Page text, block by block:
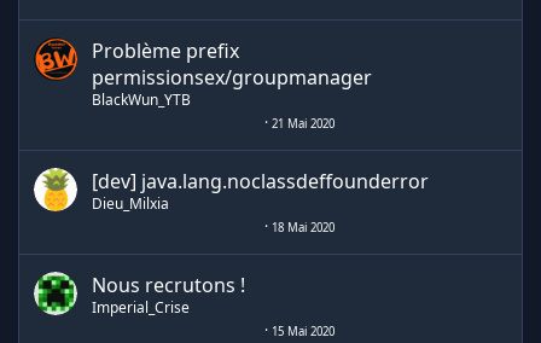
Problème prefix
permissionsex/groupmanager
BlackWun_YTB
21 Mai 2020
[dev] java.lang.noclassdeffounderror
Dieu_Milxia
18 Mai 2020
Nous recrutons !
Imperial_Crise
15 Mai 2020